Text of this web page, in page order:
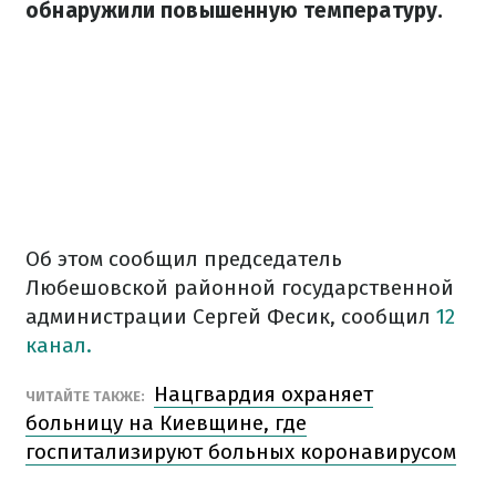
обнаружили повышенную температуру.
Об этом сообщил председатель
Любешовской районной государственной
администрации Сергей Фесик, сообщил 12
канал.
ЧИТАЙТЕ ТАКЖЕ:
Нацгвардия охраняет
больницу на Киевщине, где
госпитализируют больных коронавирусом